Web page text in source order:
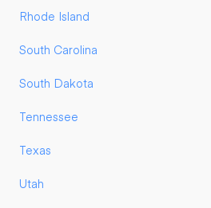
Rhode Island
South Carolina
South Dakota
Tennessee
Texas
Utah